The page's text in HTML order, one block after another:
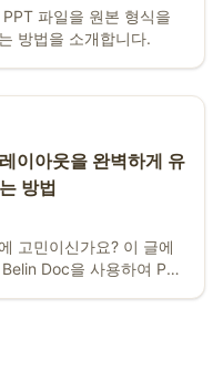
파일을 원본 형식을
방법을 소개합니다.
이아웃을 완벽하게 유
방법
고민이신가요? 이 글에
Doc을 사용하여 PDF